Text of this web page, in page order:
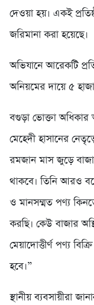
দেওয়া হয়। একই
জরিমানা করা হয়েছে।
অভিযানে আরেকটি
অনিয়মের দায়ে ৫
বগুড়া ভোক্তা অধিকার
মেহেদী হাসানের
রমজান মাস জুড়ে
থাকবে। তিনি আরও
ও মানসম্মত পণ্য
করছি। কেউ বাজার
মেয়াদোত্তীর্ণ পণ্য
হবে।”
স্থানীয় ব্যবসায়ীরা